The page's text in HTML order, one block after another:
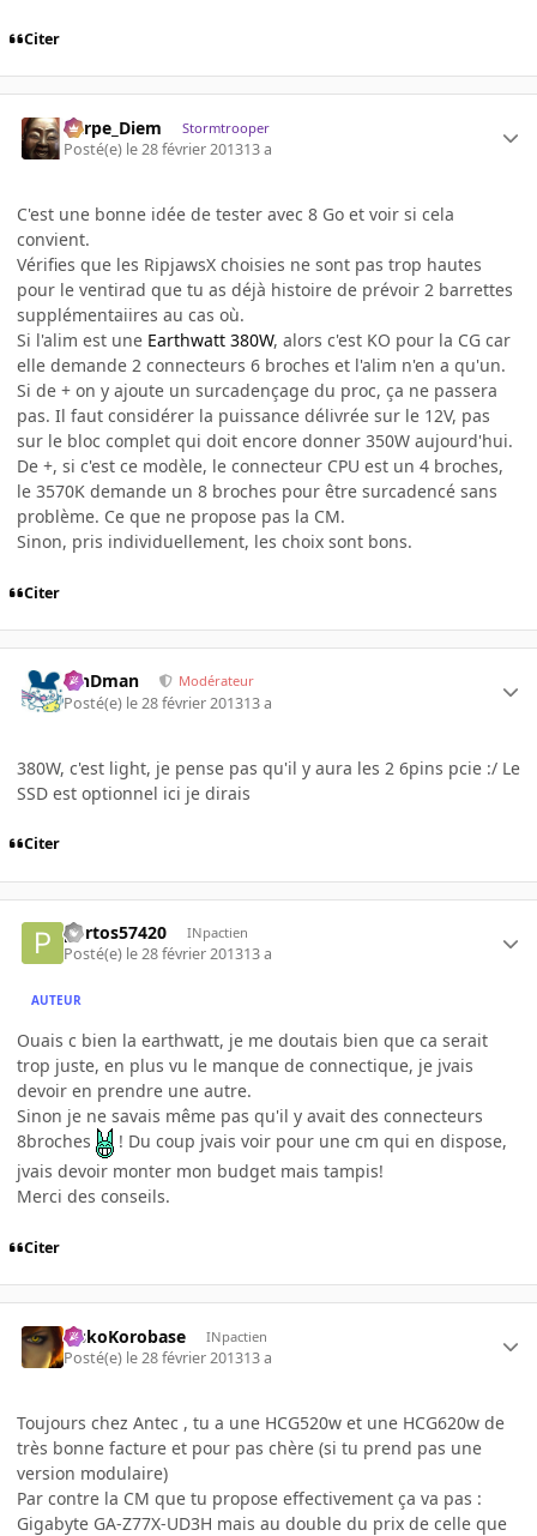
Citer
Carpe_Diem Stormtrooper
Posté(e) le 28 février 201313 a
C'est une bonne idée de tester avec 8 Go et voir si cela
convient.
Vérifies que les RipjawsX choisies ne sont pas trop hautes
pour le ventirad que tu as déjà histoire de prévoir 2 barrettes
supplémentaiires au cas où.
Si l'alim est une Earthwatt 380W, alors c'est KO pour la CG car
elle demande 2 connecteurs 6 broches et l'alim n'en a qu'un.
Si de + on y ajoute un surcadençage du proc, ça ne passera
pas. Il faut considérer la puissance délivrée sur le 12V, pas
sur le bloc complet qui doit encore donner 350W aujourd'hui.
De +, si c'est ce modèle, le connecteur CPU est un 4 broches,
le 3570K demande un 8 broches pour être surcadencé sans
problème. Ce que ne propose pas la CM.
Sinon, pris individuellement, les choix sont bons.
Citer
RinDman Modérateur
Posté(e) le 28 février 201313 a
380W, c'est light, je pense pas qu'il y aura les 2 6pins pcie :/ Le
SSD est optionnel ici je dirais
Citer
portos57420 INpactien
Posté(e) le 28 février 201313 a
AUTEUR
Ouais c bien la earthwatt, je me doutais bien que ca serait
trop juste, en plus vu le manque de connectique, je jvais
devoir en prendre une autre.
Sinon je ne savais même pas qu'il y avait des connecteurs
8broches
! Du coup jvais voir pour une cm qui en dispose,
jvais devoir monter mon budget mais tampis!
Merci des conseils.
Citer
SiskoKorobase INpactien
Posté(e) le 28 février 201313 a
Toujours chez Antec , tu a une HCG520w et une HCG620w de
très bonne facture et pour pas chère (si tu prend pas une
version modulaire)
Par contre la CM que tu propose effectivement ça va pas :
Gigabyte GA-Z77X-UD3H mais au double du prix de celle que